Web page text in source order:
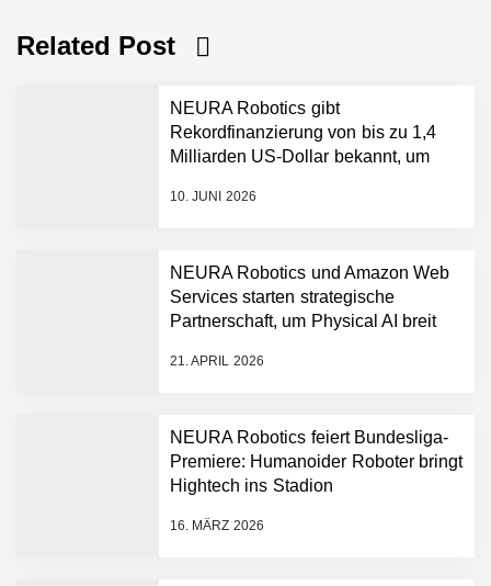
Related Post
NEURA Robotics gibt
Rekordfinanzierung von bis zu 1,4
Milliarden US-Dollar bekannt, um
Physical-AI-Plattform zu
10. JUNI 2026
NEURA Robotics und Amazon Web
Services starten strategische
Partnerschaft, um Physical AI breit
21. APRIL 2026
NEURA Robotics feiert Bundesliga-
Premiere: Humanoider Roboter bringt
Hightech ins Stadion
16. MÄRZ 2026
NEURA Robotics gibt
Rekordfinanzierung von
Dollar bekannt, um den
Plattform zu beschleunigen
Amazon Web Services
starten strategische
AI breit auszurollen